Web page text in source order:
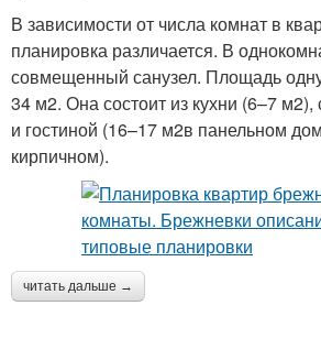
В зависимости от числа комнат в
планировка различается. В
совмещенный санузел. Площадь
34 м2. Она состоит из кухни (6–7 м2),
и гостиной (16–17 м2в панельном
кирпичном).
читать дальше →